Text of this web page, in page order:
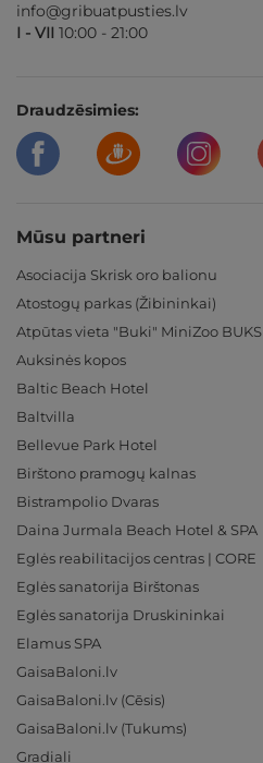
info@gribuatpusties.lv
I - VII 10:00 - 21:00
Draudzēsimies:
Mūsu partneri
Asociacija Skrisk oro balionu
Atostogų parkas (Žibininkai)
Atpūtas vieta "Buki" MiniZoo BUKS
Auksinės kopos
Baltic Beach Hotel
Baltvilla
Bellevue Park Hotel
Birštono pramogų kalnas
Bistrampolio Dvaras
Daina Jurmala Beach Hotel & SPA
Eglės reabilitacijos centras | CORE
Eglės sanatorija Birštonas
Eglės sanatorija Druskininkai
Elamus SPA
GaisaBaloni.lv
GaisaBaloni.lv (Cēsis)
GaisaBaloni.lv (Tukums)
Gradiali